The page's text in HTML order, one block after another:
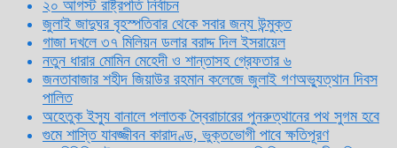
২০ আগস্ট রাষ্ট্রপতি নির্বাচন
জুলাই জাদুঘর বৃহস্পতিবার থেকে সবার জন্য উন্মুক্ত
গাজা দখলে ৩৭ মিলিয়ন ডলার বরাদ্দ দিল ইসরায়েল
নতুন ধারার মোমিন মেহেদী ও শান্তাসহ গ্রেফতার ৬
জনতাবাজার শহীদ জিয়াউর রহমান কলেজে জুলাই গণঅভ্যুত্থান দিবস
পালিত
অহেতুক ইস্যু বানালে পলাতক স্বৈরাচারের পুনরুত্থানের পথ সুগম হবে
গুমে শাস্তি যাবজ্জীবন কারাদণ্ড, ভুক্তভোগী পাবে ক্ষতিপূরণ